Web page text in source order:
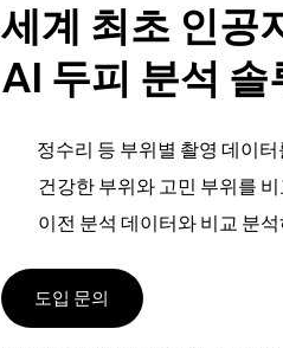
세계 최초 인공
AI 두피 분석 솔
정수리 등 부위별 촬영 데이
건강한 부위와 고민 부위를
이전 분석 데이터와 비교 분
도입 문의